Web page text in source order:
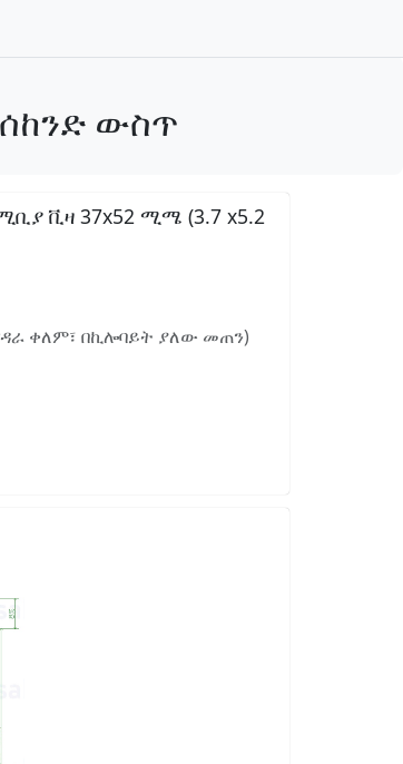
ውስጥ
ቪዛ 37x52 ሚሜ (3.7 x5.2
ቀለም፣ በኪሎባይት ያለው መጠን)